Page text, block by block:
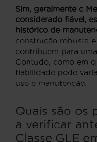
Sim, geralmente o
considerado fiável,
histórico de
construção robusta
contribuem para
Contudo, como em
fiabilidade pode
uso e manutenção.
Quais são os
a verificar
Classe GLE